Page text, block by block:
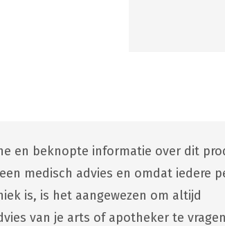
en beknopte informatie over dit
medisch advies en omdat iedere
is, is het aangewezen om altijd
van je arts of apotheker te